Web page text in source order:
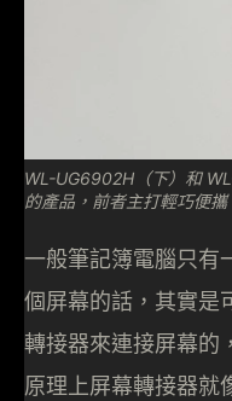
WL-UG6902H（下）和
的產品，前者主打輕巧便
一般筆記簿電腦只
個屏幕的話，其實是
轉接器來連接屏幕的
原理上屏幕轉接器就